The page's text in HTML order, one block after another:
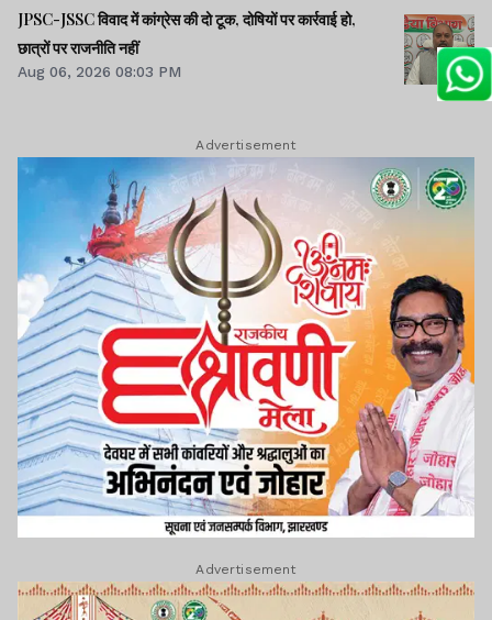
JPSC-JSSC विवाद में कांग्रेस की दो टूक, दोषियों पर कार्रवाई हो,
छात्रों पर राजनीति नहीं
Aug 06, 2026 08:03 PM
Advertisement
Advertisement